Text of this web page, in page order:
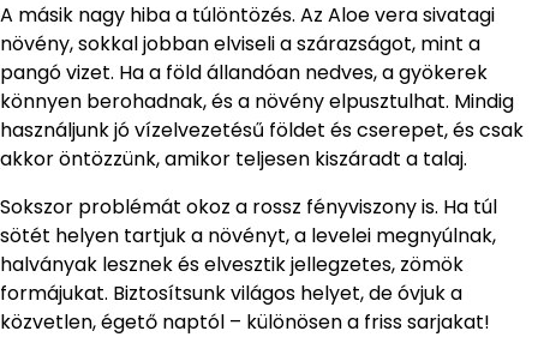
A másik nagy hiba a túlöntözés. Az Aloe vera sivatagi
növény, sokkal jobban elviseli a szárazságot, mint a
pangó vizet. Ha a föld állandóan nedves, a gyökerek
könnyen berohadnak, és a növény elpusztulhat. Mindig
használjunk jó vízelvezetésű földet és cserepet, és csak
akkor öntözzünk, amikor teljesen kiszáradt a talaj.
Sokszor problémát okoz a rossz fényviszony is. Ha túl
sötét helyen tartjuk a növényt, a levelei megnyúlnak,
halványak lesznek és elvesztik jellegzetes, zömök
formájukat. Biztosítsunk világos helyet, de óvjuk a
közvetlen, égető naptól – különösen a friss sarjakat!